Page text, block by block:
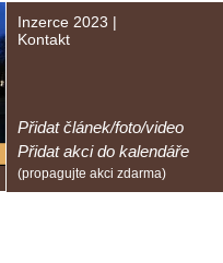
Inzerce 2023 |
Kontakt
Přidat článek/foto/video
Přidat akci do kalendáře
(propagujte akci zdarma)